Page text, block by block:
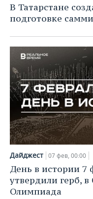
ФИГУРНОЕ КАТАНИЕ
ХОККЕЙ С МЯЧОМ
МЕДИЦИНА
ПРОИСШЕСТВИЯ
В Татарстане
подготовке
Дайджест 07 фев, 00:00
День в истории 7
утвердили герб,
Олимпиада